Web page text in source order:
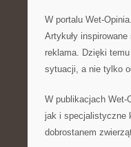
W portalu Wet-
Artykuły
reklama. Dzięki
sytuacji, a nie tylko
W publikacjach Wet-
jak i specjalistyczne
dobrostanem